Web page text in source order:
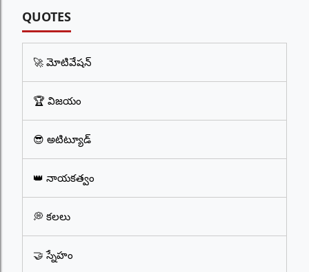
QUOTES
🚀 మోటివేషన్
🏆 విజయం
😎 అటిట్యూడ్
👑 నాయకత్వం
💭 కలలు
🤝 స్నేహం